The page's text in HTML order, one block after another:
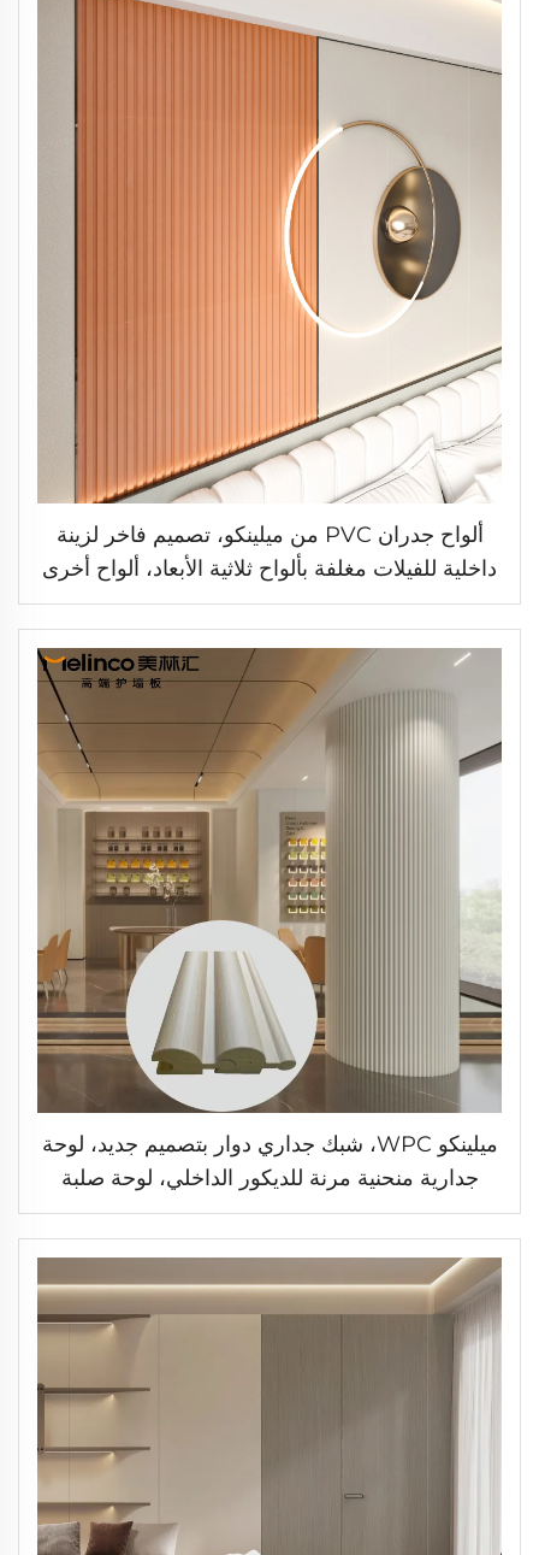
ألواح جدران PVC من ميلينكو، تصميم فاخر لزينة
داخلية للفيلات مغلفة بألواح ثلاثية الأبعاد، ألواح أخرى
ميلينكو WPC، شبك جداري دوار بتصميم جديد، لوحة
جدارية منحنية مرنة للديكور الداخلي، لوحة صلبة
منحنية من PVC